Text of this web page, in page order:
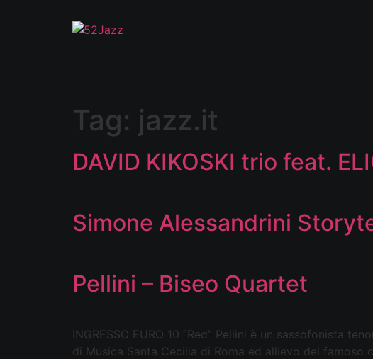
Tag: jazz.it
DAVID KIKOSKI trio feat.
Simone Alessandrini
Pellini – Biseo Quartet
INGRESSO EURO 10 “Red” Pellini è un sassofonista
di Musica Santa Cecilia di Roma ed allievo del famoso